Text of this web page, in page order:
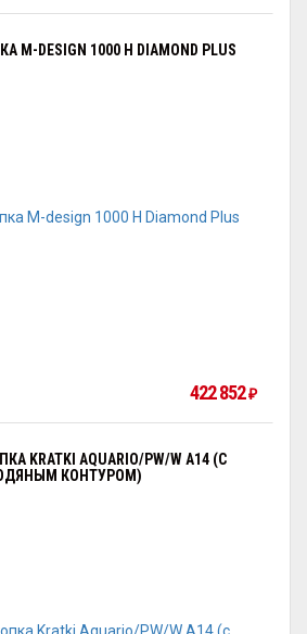
M-DESIGN 1000 H DIAMOND PLUS
422 852₽
KRATKI AQUARIO/PW/W A14 (С
КОНТУРОМ)